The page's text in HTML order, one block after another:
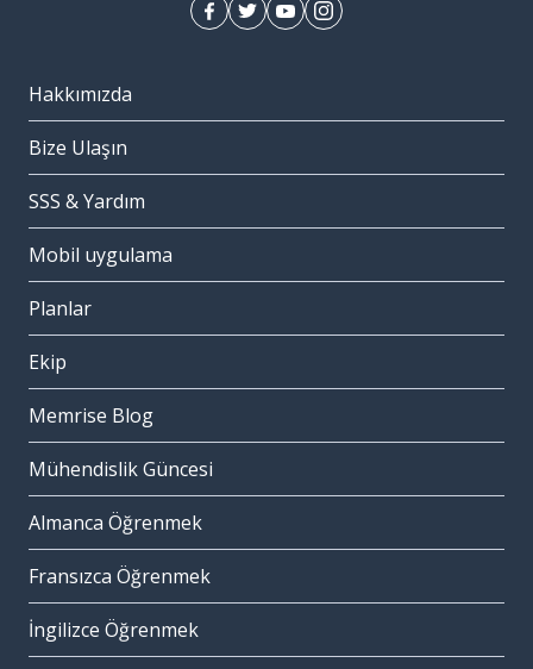
Hakkımızda
Bize Ulaşın
SSS & Yardım
Mobil uygulama
Planlar
Ekip
Memrise Blog
Mühendislik Güncesi
Almanca Öğrenmek
Fransızca Öğrenmek
İngilizce Öğrenmek